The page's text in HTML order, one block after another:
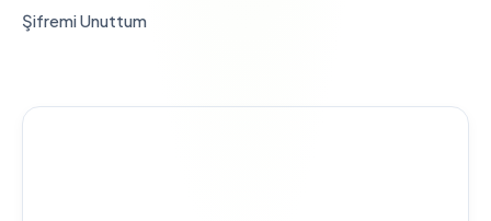
Şifremi Unuttum